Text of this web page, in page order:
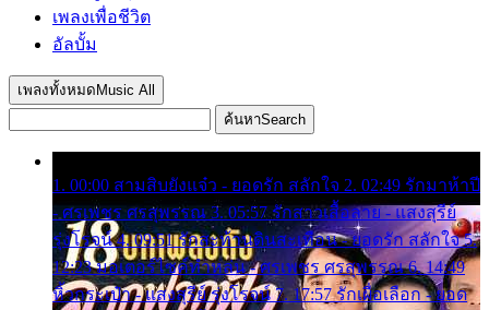
เพลงเพื่อชีวิต
อัลบั้ม
เพลงทั้งหมด Music All
ค้นหาSearch
1. 00:00 สามสิบยังแจ๋ว - ยอดรัก สลักใจ 2. 02:49 รักมาห้าปี
- ศรเพชร ศรสุพรรณ 3. 05:57 รักสาวเสื้อลาย - แสงสุรีย์
รุ่งโรจน์ 4. 09:51 รักสะท้านดินสะเทือน - ยอดรัก สลักใจ 5.
12:23 มอเตอร์ไซค์ทำหล่น - ศรเพชร ศรสุพรรณ 6. 14:49
หิ้วกระเป๋า - แสงสุรีย์ รุ่งโรจน์ 7. 17:57 รักเผื่อเลือก - ยอด